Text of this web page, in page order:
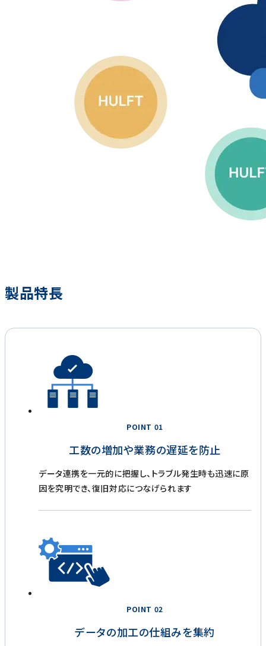
製品特長
POINT 01
工数の増加や業務の遅延を防止
データ連携を一元的に把握し、トラブル発生時も迅速に原
因を究明でき、復旧対応につなげられます
POINT 02
データの加工の仕組みを集約